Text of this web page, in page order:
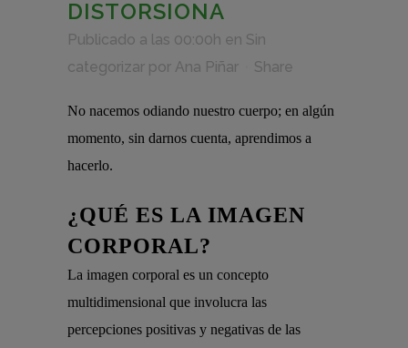
DISTORSIONA
Publicado a las 00:00h en Sin
categorizar por Ana Piñar Share
No nacemos odiando nuestro cuerpo; en algún
momento, sin darnos cuenta, aprendimos a
hacerlo.
¿QUÉ ES LA IMAGEN
CORPORAL?
La imagen corporal es un concepto
multidimensional que involucra las
percepciones positivas y negativas de las